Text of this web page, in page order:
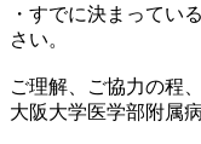
・すでに決まってい
さい。
ご理解、ご協力の程
大阪大学医学部附属